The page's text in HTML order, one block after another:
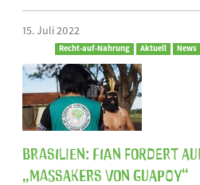
15. Juli 2022
Recht-auf-Nahrung Aktuell News
Brasilien: FIAN fordert
„Massakers von Guapoy“